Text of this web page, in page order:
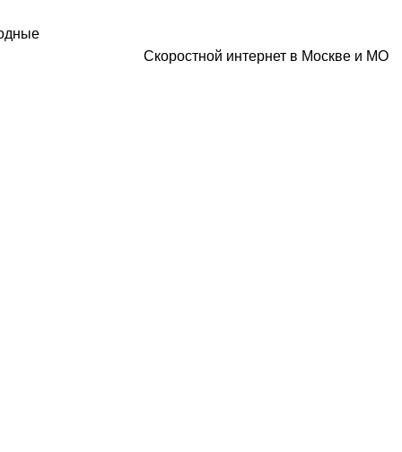
Скоростной интернет в Москве и МО